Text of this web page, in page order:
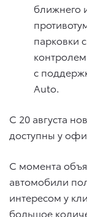
ближнего
парковки
с
Auto.
С 20 августа
доступны у
С момента
автомобили
интересом у
большое